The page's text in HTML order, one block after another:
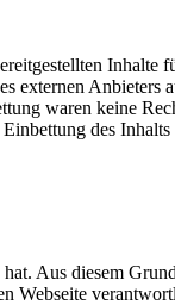
Inhalte
externen Anbieters
waren keine
des
Aus diesem
Webseite